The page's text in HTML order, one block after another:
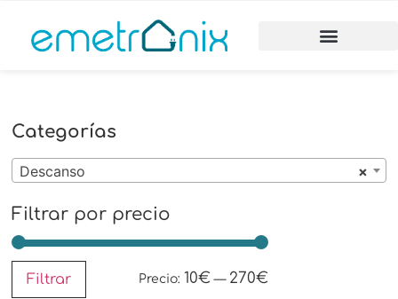
Categorías
×
Descanso
Filtrar por precio
Filtrar Precio: 10€ — 270€